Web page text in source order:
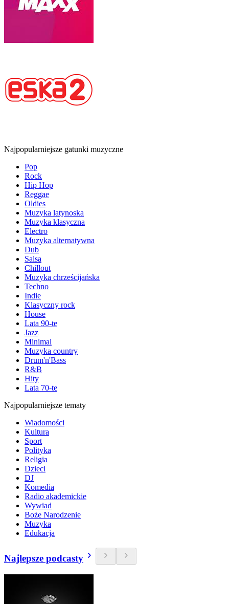
Najpopularniejsze gatunki muzyczne
Pop
Rock
Hip Hop
Reggae
Oldies
Muzyka latynoska
Muzyka klasyczna
Electro
Muzyka alternatywna
Dub
Salsa
Chillout
Muzyka chrześcijańska
Techno
Indie
Klasyczny rock
House
Lata 90-te
Jazz
Minimal
Muzyka country
Drum'n'Bass
R&B
Hity
Lata 70-te
Najpopularniejsze tematy
Wiadomości
Kultura
Sport
Polityka
Religia
Dzieci
DJ
Komedia
Radio akademickie
Wywiad
Boże Narodzenie
Muzyka
Edukacja
Najlepsze podcasty